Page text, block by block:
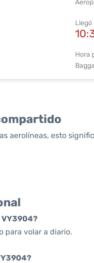
Llegó
Hora
aerolíneas, esto
VY3904?
para volar a diario.